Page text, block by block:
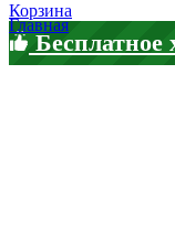
Корзина
Бесплатное
Главная